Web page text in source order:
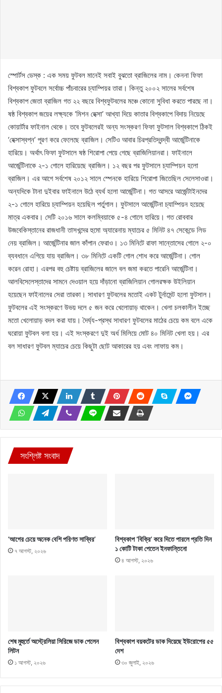
স্পোর্টস ডেস্ক : এক সময় ফুটবল মানেই সবাই বুঝতো ব্রাজিলের নাম। কেননা ফিফা
বিশ্বকাপ ফুটবলে সর্বোচ্চ পাঁচবারের চ্যাম্পিয়র তারা। কিন্তু ২০০২ সালের সর্বশেষ
বিশ্বকাপ জেতা ব্রাজিল গত ২২ বছরে বিশ্বফুটবলের মঞ্চে কোনো সুবিধা করতে পারছে না।
ষষ্ঠ বিশ্বকাপ জয়ের লক্ষ্যকে ‘মিশন হেক্সা’ আখ্যা দিয়ে কাতার বিশ্বকাপে বিদায় নিয়েছে
কোয়ার্টার ফাইনাল থেকে। তবে ফুটবলেরই অন্য সংস্করণ ফিফা ফুটসাল বিশ্বকাপে ঠিকই
‘হেক্সাস্বপ্ন’ পূরণ করে ফেলেছে ব্রাজিল। সেটিও আবার চিরপ্রতিদ্বন্দ্বী আর্জেন্টিনাকে
হারিয়ে। অর্থাৎ ফিফা ফুটসালে ষষ্ঠ শিরোপা পেয়ে গেছে ব্রাজিলিয়ানরা। ফাইনালে
আর্জেন্টিনাকে ২-১ গোলে হারিয়েছে ব্রাজিল। ১২ বছর পর ফুটসালে চ্যাম্পিয়ন হলো
ব্রাজিল। এর আগে সর্বশেষ ২০১২ সালে স্পেনকে হারিয়ে শিরোপা জিতেছিল সেলেসাওরা।
অন্যদিকে টানা দুইবার ফাইনালে উঠে ব্যর্থ হলো আর্জেন্টিনা। গত আসরে আর্জেন্টাইনদের
২-১ গোলে হারিয়ে চ্যাম্পিয়ন হয়েছিল পর্তুগাল। ফুটসালে আর্জেন্টিনা চ্যাম্পিয়ন হয়েছে
মাত্র একবার। সেটি ২০১৬ সালে কলম্বিয়াকে ৫-৪ গোলে হারিয়ে। গত রোববার
উজবেকিস্তানের রাজধানী তাসখন্দের হুমো অ্যারেনায় ম্যাচের ৫ মিনিট ৪৭ সেকেন্ডে লিড
নেয় ব্রাজিল। আর্জেন্টিনার জাল কাঁপান ফেরাও। ১৩ মিনিটে রাফা সান্তোসের গোলে ২-০
ব্যবধানে এগিয়ে যায় ব্রাজিল। ৩৮ মিনিটে একটি গোল শোধ করে আর্জেন্টিনা। গোল
করেন রোহা। এরপর বহু চেষ্টায় ব্রাজিলের জালে বল জমা করতে পারেনি আর্জেন্টিনা।
আলবিসেলেস্তাদের সামনে দেওয়াল হয়ে দাঁড়ানো ব্রাজিলিয়ান গোলরক্ষক উইলিয়ান
হয়েছেন ফাইনালের সেরা তারকা। সাধারণ ফুটবলের মতোই একট টুর্নামেন্ট হলো ফুটসাল।
ফুটবলের এই সংস্করণে উভয় দলে ৫ জন করে খেলোয়াড় থাকেন। খেলা চলকালীন ইচ্ছে
মতো খেলোয়াড় বদল করা যায়। দৈর্ঘ্য-প্রস্থ সাধারণ ফুটবলের মাঠের চেয়ে কম বলে একে
ঘরোয়া ফুটবল বলা হয়। এই সংস্করণে দুই অর্ধ মিলিয়ে মোট ৪০ মিনিট খেলা হয়। এর
বল সাধারণ ফুটবল ম্যাচের চেয়ে কিছুটা ছোট আকারের হয় এবং লাফায় কম।
সংশ্লিষ্ট সংবাদ
‘আগের চেয়ে অনেক বেশি পরিণত সাব্বির’
৭ আগস্ট, ২০২৬
বিশ্বকাপ ‘বিক্রি’ করে দিতে পারলে প্রতি দিন
১ কোটি টাকা পেতেন ইনফান্তিনো
৪ আগস্ট, ২০২৬
শেষ মুহুর্তে অস্ট্রেলিয়া সিরিজে ডাক পেলেন
লিটন
১ আগস্ট, ২০২৬
বিশ্বকাপ বয়কটের ডাক দিয়েছে ইউরোপের ৫৫
দেশ
৩০ জুলাই, ২০২৬